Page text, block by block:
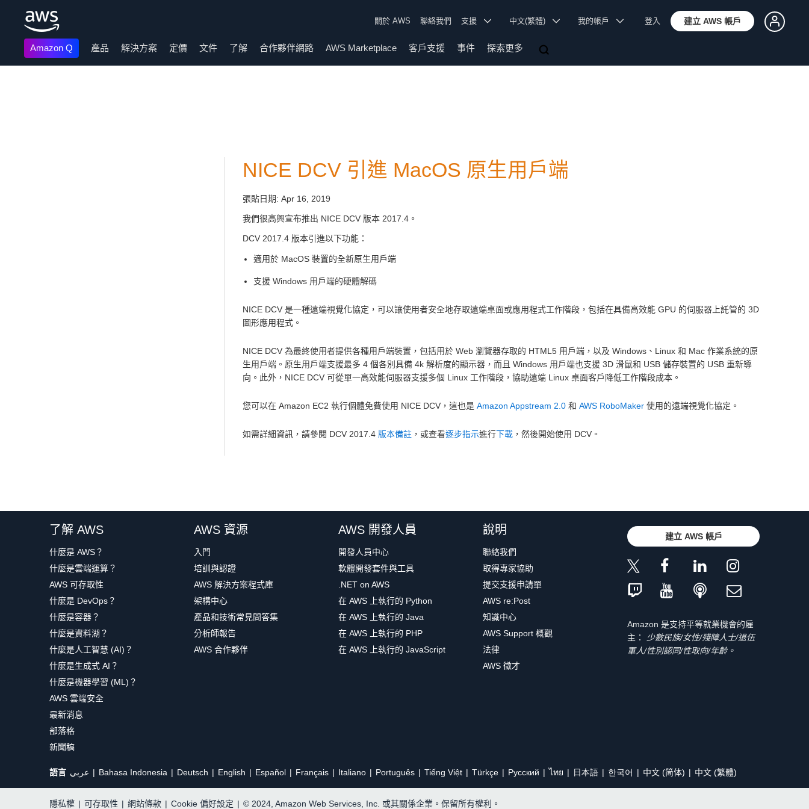
關於 AWS 聯絡我們 支援 中文(繁體) 我的帳戶 登入 建立 AWS 帳戶
Amazon Q 產品 解決方案 定價 文件 了解 合作夥伴網路 AWS Marketplace 客戶支援 事件 探索更多
NICE DCV 引進 MacOS 原生用戶端
張貼日期: Apr 16, 2019
我們很高興宣布推出 NICE DCV 版本 2017.4。
DCV 2017.4 版本引進以下功能：
適用於 MacOS 裝置的全新原生用戶端
支援 Windows 用戶端的硬體解碼
NICE DCV 是一種遠端視覺化協定，可以讓使用者安全地存取遠端桌面或應用程式工作階段，包括在具備高效能 GPU 的伺服器上託管的 3D
圖形應用程式。
NICE DCV 為最終使用者提供各種用戶端裝置，包括用於 Web 瀏覽器存取的 HTML5 用戶端，以及 Windows、Linux 和 Mac 作業系統的原
生用戶端。原生用戶端支援最多 4 個各別具備 4k 解析度的顯示器，而且 Windows 用戶端也支援 3D 滑鼠和 USB 儲存裝置的 USB 重新導
向。此外，NICE DCV 可從單一高效能伺服器支援多個 Linux 工作階段，協助遠端 Linux 桌面客戶降低工作階段成本。
您可以在 Amazon EC2 執行個體免費使用 NICE DCV，這也是 Amazon Appstream 2.0 和 AWS RoboMaker 使用的遠端視覺化協定。
如需詳細資訊，請參閱 DCV 2017.4 版本備註 ，或查看逐步指示進行下載 ，然後開始使用 DCV。
了解 AWS
什麼是 AWS？
什麼是雲端運算？
AWS 可存取性
什麼是 DevOps？
什麼是容器？
什麼是資料湖？
什麼是人工智慧 (AI)？
什麼是生成式 AI？
什麼是機器學習 (ML)？
AWS 雲端安全
最新消息
部落格
新聞稿
AWS 資源
入門
培訓與認證
AWS 解決方案程式庫
架構中心
產品和技術常見問答集
分析師報告
AWS 合作夥伴
AWS 開發人員
開發人員中心
軟體開發套件與工具
.NET on AWS
在 AWS 上執行的 Python
在 AWS 上執行的 Java
在 AWS 上執行的 PHP
在 AWS 上執行的 JavaScript
說明
聯絡我們
取得專家協助
提交支援申請單
AWS re:Post
知識中心
AWS Support 概觀
法律
AWS 徵才
建立 AWS 帳戶
Amazon 是支持平等就業機會的雇
主：
少數民族/女性/殘障人士/退伍
軍人/性別認同/性取向/年齡。
語言 عربي Bahasa Indonesia Deutsch English Español Français Italiano Português Tiếng Việt Türkçe Ρусский ไทย 日本語 한국어 中文 (简体) 中文 (繁體)
隱私權 | 可存取性 | 網站條款 | Cookie 偏好設定 | © 2024, Amazon Web Services, Inc. 或其關係企業。保留所有權利。